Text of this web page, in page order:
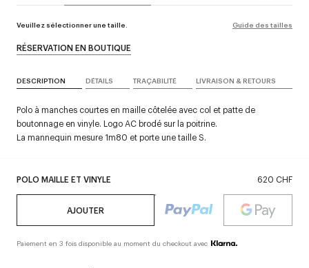
Veuillez sélectionner une taille. Guide des tailles
POLO MAILLE ET VINYLE 620 CHF
AJOUTER
Paiement en 3 fois disponible au moment du checkout avec
RÉSERVATION EN BOUTIQUE
DESCRIPTION DÉTAILS TRAÇABILITÉ LIVRAISON & RETOURS
Polo à manches courtes en maille côtelée avec col et patte de
boutonnage en vinyle. Logo AC brodé sur la poitrine.
La mannequin mesure 1m80 et porte une taille S.